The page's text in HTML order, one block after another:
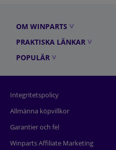
OM WINPARTS
PRAKTISKA LÄNKAR
POPULÄR
Integritetspolicy
Allmänna köpvillkor
Garantier och fel
Winparts Affiliate Marketing